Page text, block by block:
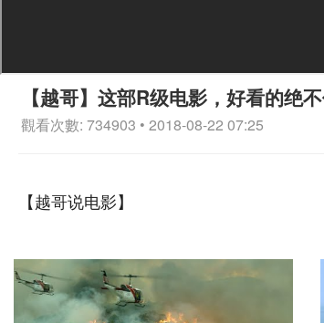
【越哥】这部R级电影，好看的绝
觀看次數: 734903 • 2018-08-22 07:25
【越哥说电影】